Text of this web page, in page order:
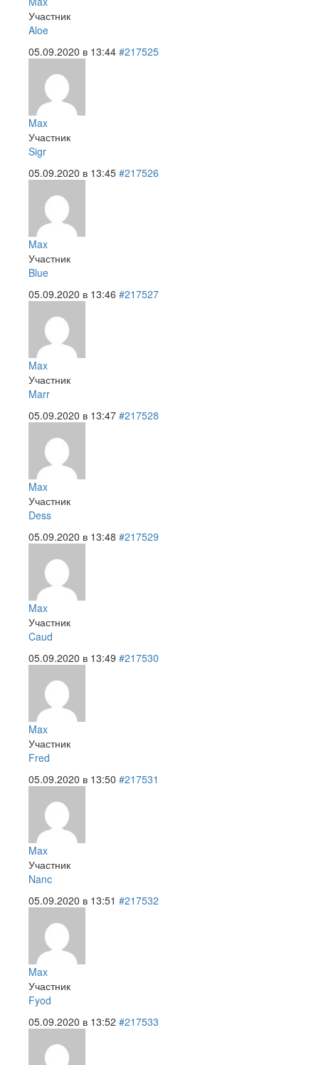
Участник
Aloe
05.09.2020 в 13:44 #217525
Max
Участник
Sigr
05.09.2020 в 13:45 #217526
Max
Участник
Blue
05.09.2020 в 13:46 #217527
Max
Участник
Marr
05.09.2020 в 13:47 #217528
Max
Участник
Dess
05.09.2020 в 13:48 #217529
Max
Участник
Caud
05.09.2020 в 13:49 #217530
Max
Участник
Fred
05.09.2020 в 13:50 #217531
Max
Участник
Nanc
05.09.2020 в 13:51 #217532
Max
Участник
Fyod
05.09.2020 в 13:52 #217533